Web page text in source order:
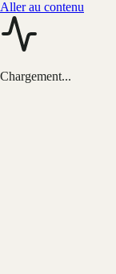
Aller au contenu
Chargement...